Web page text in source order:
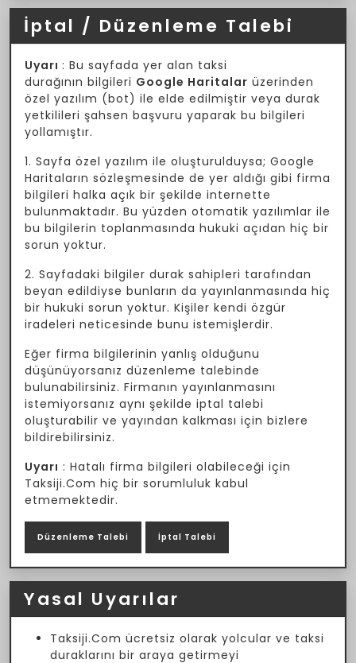
İptal / Düzenleme Talebi
Uyarı : Bu sayfada yer alan taksi
durağının bilgileri Google Haritalar üzerinden
özel yazılım (bot) ile elde edilmiştir veya durak
yetkilileri şahsen başvuru yaparak bu bilgileri
yollamıştır.
1. Sayfa özel yazılım ile oluşturulduysa; Google
Haritaların sözleşmesinde de yer aldığı gibi firma
bilgileri halka açık bir şekilde internette
bulunmaktadır. Bu yüzden otomatik yazılımlar ile
bu bilgilerin toplanmasında hukuki açıdan hiç bir
sorun yoktur.
2. Sayfadaki bilgiler durak sahipleri tarafından
beyan edildiyse bunların da yayınlanmasında hiç
bir hukuki sorun yoktur. Kişiler kendi özgür
iradeleri neticesinde bunu istemişlerdir.
Eğer firma bilgilerinin yanlış olduğunu
düşünüyorsanız düzenleme talebinde
bulunabilirsiniz. Firmanın yayınlanmasını
istemiyorsanız aynı şekilde iptal talebi
oluşturabilir ve yayından kalkması için bizlere
bildirebilirsiniz.
Uyarı : Hatalı firma bilgileri olabileceği için
Taksiji.Com hiç bir sorumluluk kabul
etmemektedir.
Düzenleme Talebi İptal Talebi
Yasal Uyarılar
Taksiji.Com ücretsiz olarak yolcular ve taksi
duraklarını bir araya getirmeyi